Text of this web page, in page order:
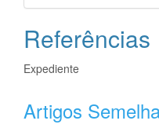
Referências
Expediente
Artigos